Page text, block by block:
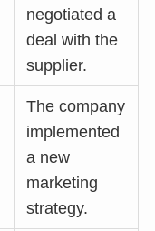
negotiated a
deal with the
supplier.
The company
implemented
a new
marketing
strategy.